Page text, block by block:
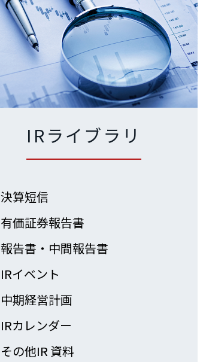
IRライブラリ
決算短信
有価証券報告書
報告書・中間報告書
IRイベント
中期経営計画
IRカレンダー
その他IR 資料